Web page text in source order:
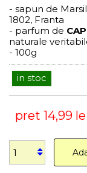
- sapun de
1802, Franta
- parfum de
naturale
- 100g
in stoc
pret 14,99